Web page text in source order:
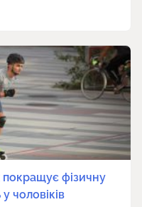
фізичну
чоловіків